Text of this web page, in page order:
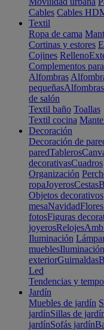
Cables Cables
Textil
Ropa de cama
Cortinas y estores
Cojines Relleno
Complementos
Alfombras
pequeñas
de salón
Textil baño Toallas
Textil cocina
Decoración
Decoración de
paredTableros
decorativasCuadros
Organización
ropaJoyerosCestas
Objetos decorativos
mesaNavidad
fotosFiguras
joyerosRelojes
Iluminación
muebles
exteriorGuirnaldas
Led
Tendencias y
Jardín
Muebles de jardín
jardínSillas de
jardínSofás jardín